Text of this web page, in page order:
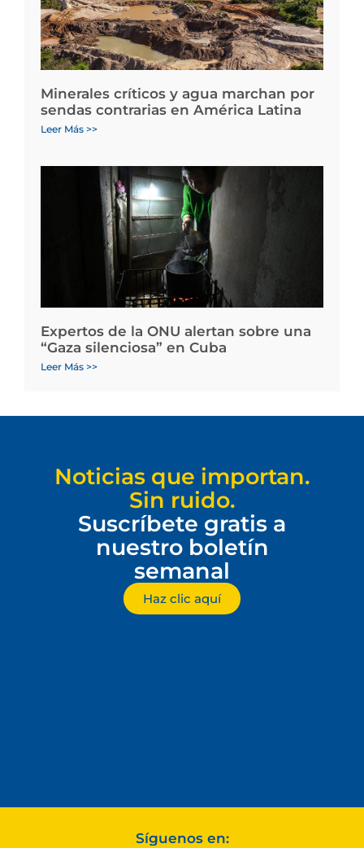
Minerales críticos y agua marchan por
sendas contrarias en América Latina
Leer Más >>
Expertos de la ONU alertan sobre una
“Gaza silenciosa” en Cuba
Leer Más >>
Noticias que importan.
Sin ruido.
Suscríbete gratis a
nuestro boletín
semanal
Haz clic aquí
Síguenos en: